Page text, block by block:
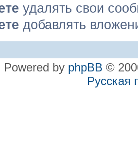
удалять свои
добавлять
Powered by phpBB ©
Русская